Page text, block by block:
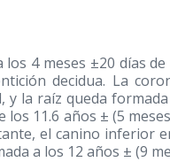
4 meses ±20 días
decidua. La
la raíz queda
11.6 años ± (5
el canino inferior
a los 12 años ± (9